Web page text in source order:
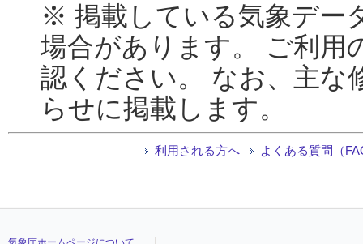
※ 掲載している気象デー
場合があります。 ご利用
認ください。 なお、主な
らせに掲載します。
利用される方へ よくある質問（